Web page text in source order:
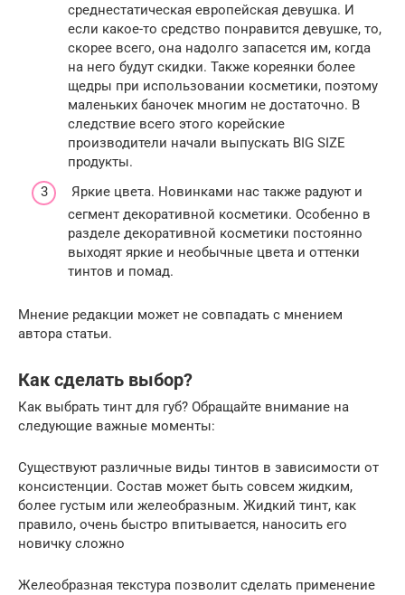
среднестатическая европейская девушка. И
если какое-то средство понравится девушке, то,
скорее всего, она надолго запасется им, когда
на него будут скидки. Также кореянки более
щедры при использовании косметики, поэтому
маленьких баночек многим не достаточно. В
следствие всего этого корейские
производители начали выпускать BIG SIZE
продукты.
Яркие цвета. Новинками нас также радуют и
сегмент декоративной косметики. Особенно в
разделе декоративной косметики постоянно
выходят яркие и необычные цвета и оттенки
тинтов и помад.
Мнение редакции может не совпадать с мнением
автора статьи.
Как сделать выбор?
Как выбрать тинт для губ? Обращайте внимание на
следующие важные моменты:
Существуют различные виды тинтов в зависимости от
консистенции. Состав может быть совсем жидким,
более густым или желеобразным. Жидкий тинт, как
правило, очень быстро впитывается, наносить его
новичку сложно
Желеобразная текстура позволит сделать применение